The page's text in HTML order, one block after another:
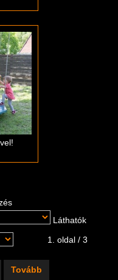
Láthatók
1. oldal / 3
Tovább